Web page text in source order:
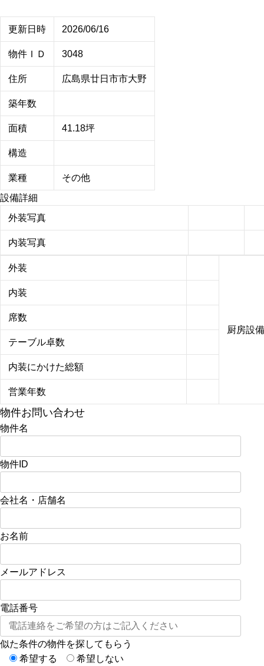
更新日時 2026/06/16
物件ＩＤ 3048
住所 広島県廿日市市大野
築年数
面積 41.18坪
構造
業種
その他
設備詳細
外装写真
内装写真
外装
厨房設備
内装
席数
テーブル卓数
内装にかけた総額
営業年数
物件お問い合わせ
物件名
物件ID
会社名・店舗名
お名前
メールアドレス
電話番号
似た条件の物件を探してもらう
希望する
希望しない